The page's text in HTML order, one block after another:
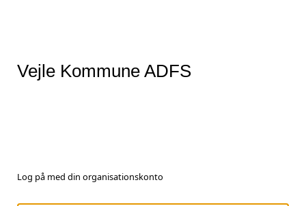
Vejle Kommune ADFS
Log på med din organisationskonto